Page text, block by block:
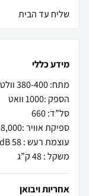
שליח עד הבית
מידע כללי
משקל : 48 ק”ג
אחריות ויבואן